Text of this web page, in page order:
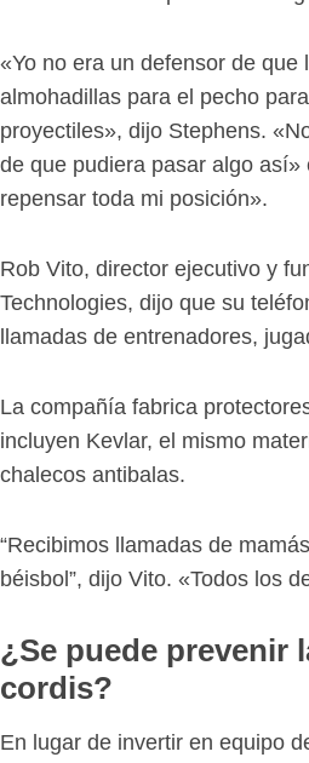
«Yo no era un defensor de que
almohadillas para el pecho
proyectiles», dijo Stephens.
de que pudiera pasar algo así»
repensar toda mi posición».
Rob Vito, director ejecutivo y
Technologies, dijo que su
llamadas de entrenadores,
La compañía fabrica
incluyen Kevlar, el mismo
chalecos antibalas.
“Recibimos llamadas de
béisbol”, dijo Vito. «Todos los
¿Se puede prevenir
cordis?
En lugar de invertir en equipo